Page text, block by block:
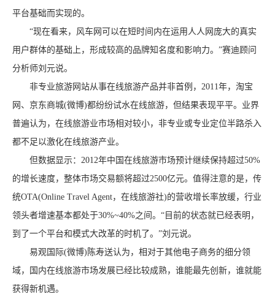
平台基础而实现的。
“现在看来，风车网可以在短时间内在运用人人网庞大的真实
用户群体的基础上，形成较高的品牌知名度和影响力。”赛迪顾问
分析师刘元说。
非专业旅游网站从事在线旅游产品并非首例，2011年，淘宝
网、京东商城(微博)都纷纷试水在线旅游，但结果表现平平。业界
普遍认为，在线旅游业市场相对较小，非专业或专业定位半路杀入
都不足以激化在线旅游产业。
但数据显示：2012年中国在线旅游市场预计继续保持超过50%
的增长速度，整体市场交易额将超过2500亿元。值得注意的是，传
统OTA(Online Travel Agent，在线旅游社)的营收增长率放缓，行业
领头者增速基本都处于30%~40%之间。“目前的状态就已经表明，
到了一个平台和模式大改革的时机了。”刘元说。
易观国际(微博)陈寿送认为，相对于其他电子商务的细分领
域，国内在线旅游市场发展已经比较成熟，谁能最先创新，谁就能
获得新机遇。